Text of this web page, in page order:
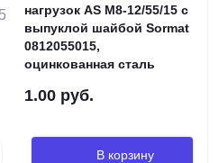
нагрузок AS М8-12/55/15 с
выпуклой шайбой Sormat
0812055015,
оцинкованная сталь
1.00 руб.
В корзину